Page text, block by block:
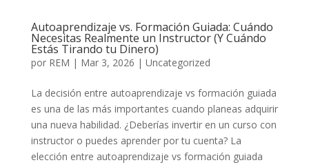
Autoaprendizaje vs. Formación Guiada: Cuándo
Necesitas Realmente un Instructor (Y Cuándo
Estás Tirando tu Dinero)
por REM | Mar 3, 2026 | Uncategorized
La decisión entre autoaprendizaje vs formación guiada
es una de las más importantes cuando planeas adquirir
una nueva habilidad. ¿Deberías invertir en un curso con
instructor o puedes aprender por tu cuenta? La
elección entre autoaprendizaje vs formación guiada